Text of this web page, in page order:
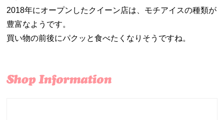
2018年にオープンしたクイーン店は、モチアイスの種類が
豊富なようです。
買い物の前後にパクッと食べたくなりそうですね。